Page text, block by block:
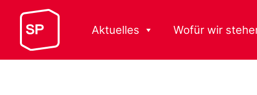
Aktuelles Wofür wir